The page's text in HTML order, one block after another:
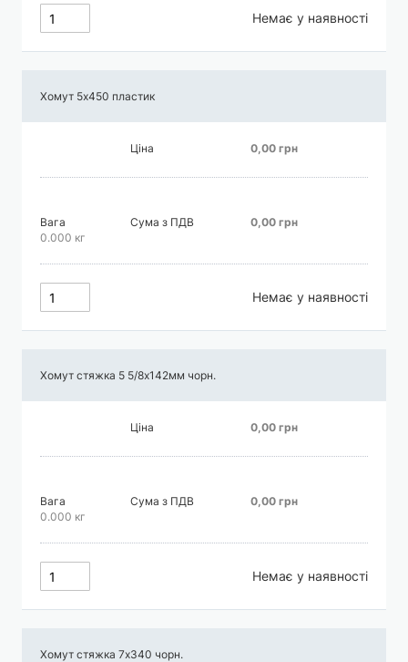
Немає у наявності
Хомут 5х450 пластик
Ціна 0,00 грн
Вага
0.000 кг
Сума з ПДВ 0,00 грн
Немає у наявності
Хомут стяжка 5 5/8х142мм чорн.
Ціна 0,00 грн
Вага
0.000 кг
Сума з ПДВ 0,00 грн
Немає у наявності
Хомут стяжка 7х340 чорн.